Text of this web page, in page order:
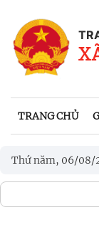
TRANG CHỦ
Thứ năm, 06/08/
HỌP THỐNG
TỔNG KẾT THI